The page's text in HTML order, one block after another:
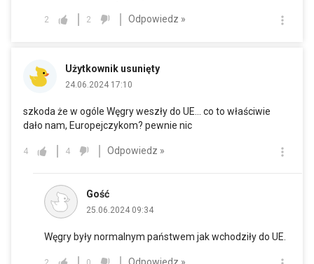
2 2 Odpowiedz »
Użytkownik usunięty
24.06.2024 17:10
szkoda że w ogóle Węgry weszły do UE... co to właściwie
dało nam, Europejczykom? pewnie nic
4 4 Odpowiedz »
Gość
25.06.2024 09:34
Węgry były normalnym państwem jak wchodziły do UE.